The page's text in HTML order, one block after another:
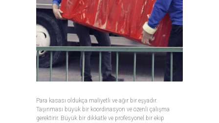
Para kasası oldukça maliyetli ve ağır bir eşyadır.
Taşınması büyük bir koordinasyon ve özenli çalışma
gerektirir. Büyük bir dikkatle ve profesyonel bir ekip